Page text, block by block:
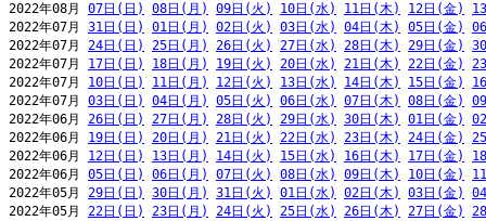
2022年08月 07日(日) 08日(月) 09日(火) 10日(水) 11日(木) 12日(金)
2022年07月 31日(日) 01日(月) 02日(火) 03日(水) 04日(木) 05日(金)
2022年07月 24日(日) 25日(月) 26日(火) 27日(水) 28日(木) 29日(金)
2022年07月 17日(日) 18日(月) 19日(火) 20日(水) 21日(木) 22日(金)
2022年07月 10日(日) 11日(月) 12日(火) 13日(水) 14日(木) 15日(金)
2022年07月 03日(日) 04日(月) 05日(火) 06日(水) 07日(木) 08日(金)
2022年06月 26日(日) 27日(月) 28日(火) 29日(水) 30日(木) 01日(金)
2022年06月 19日(日) 20日(月) 21日(火) 22日(水) 23日(木) 24日(金)
2022年06月 12日(日) 13日(月) 14日(火) 15日(水) 16日(木) 17日(金)
2022年06月 05日(日) 06日(月) 07日(火) 08日(水) 09日(木) 10日(金)
2022年05月 29日(日) 30日(月) 31日(火) 01日(水) 02日(木) 03日(金)
2022年05月 22日(日) 23日(月) 24日(火) 25日(水) 26日(木) 27日(金)